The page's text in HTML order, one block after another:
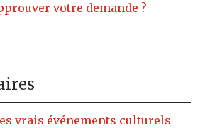
votre demande ?
vrais événements culturels